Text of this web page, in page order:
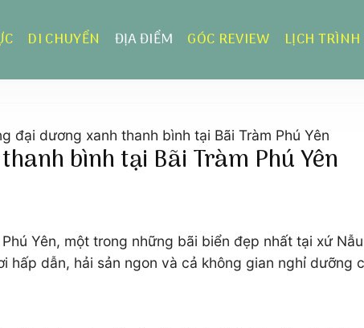
DI CHUYỂN ĐỊA ĐIỂM GÓC REVIEW LỊCH TRÌNH
đại dương xanh thanh bình tại Bãi Tràm Phú Yên
bình tại Bãi Tràm Phú Yên
Yên, một trong những bãi biển đẹp nhất tại xứ
hấp dẫn, hải sản ngon và cả không gian nghỉ dưỡng